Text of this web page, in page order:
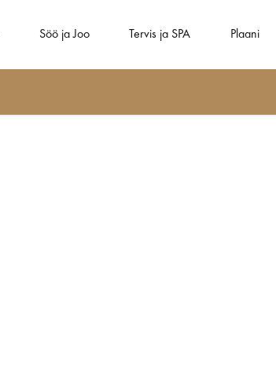
Söö ja Joo Tervis ja SPA Plaani